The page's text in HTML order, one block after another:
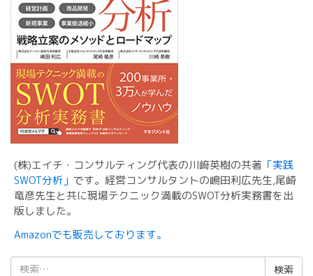
(株)エイチ・コンサルティング代表の川﨑英樹の共著 「実践
SWOT分析」 です。経営コンサルタントの嶋田利広先生,尾崎
竜彦先生と共に現場テクニック満載のSWOT分析実務書を出
版しました。
Amazonでも販売しております。
検